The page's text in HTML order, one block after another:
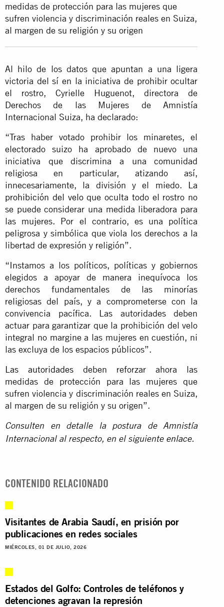
medidas de protección para las mujeres que
sufren violencia y discriminación reales en Suiza,
al margen de su religión y su origen
Al hilo de los datos que apuntan a una ligera
victoria del sí en la iniciativa de prohibir ocultar
el rostro, Cyrielle Huguenot, directora de
Derechos de las Mujeres de Amnistía
Internacional Suiza, ha declarado:
“Tras haber votado prohibir los minaretes, el
electorado suizo ha aprobado de nuevo una
iniciativa que discrimina a una comunidad
religiosa en particular, atizando así,
innecesariamente, la división y el miedo. La
prohibición del veloque oculta todo el rostro no
se puede considerar una medida liberadora para
las mujeres. Por el contrario, es una política
peligrosa y simbólica que viola los derechos a la
libertad de expresión y religión”.
“Instamos a los políticos, políticas y gobiernos
elegidos a apoyar de manera inequívoca los
derechos fundamentales de las minorías
religiosas del país, y a comprometerse con la
convivencia pacífica. Las autoridades deben
actuar para garantizar que la prohibición del velo
integral no margine a las mujeres en cuestión, ni
las excluya de los espacios públicos”.
Las autoridades deben reforzar ahora las
medidas de protección para las mujeres que
sufren violencia y discriminación reales en Suiza,
al margen de su religión y su origen”.
Consulten en detalle la postura de Amnistía
Internacional al respecto, en el siguiente enlace.
CONTENIDO RELACIONADO
Visitantes de Arabia Saudí, en prisión por
publicaciones en redes sociales
MIÉRCOLES, 01 DE JULIO, 2026
Estados del Golfo: Controles de teléfonos y
detenciones agravan la represión